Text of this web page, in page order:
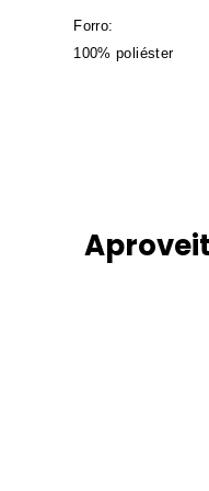
Forro:
100% poliéster